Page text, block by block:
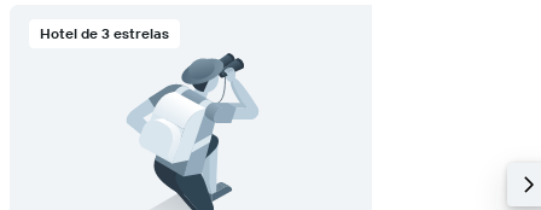
Hotel de 3 estrelas